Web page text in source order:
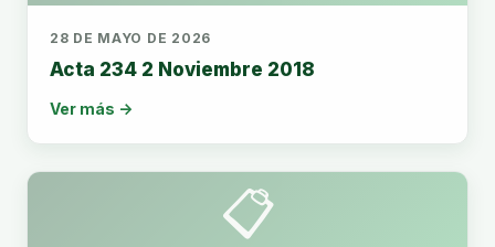
28 DE MAYO DE 2026
Acta 234 2 Noviembre 2018
Ver más →
📋